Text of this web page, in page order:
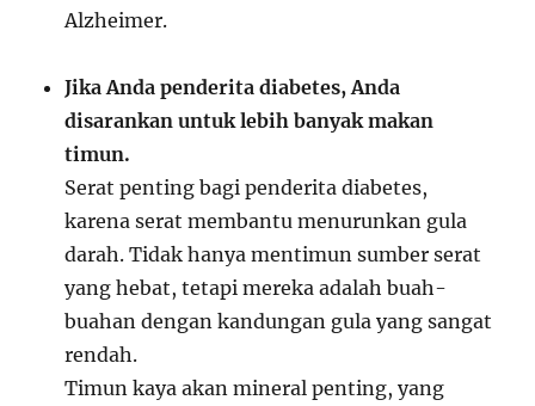
Alzheimer.
Jika Anda penderita diabetes, Anda
disarankan untuk lebih banyak makan
timun.
Serat penting bagi penderita diabetes,
karena serat membantu menurunkan gula
darah. Tidak hanya mentimun sumber serat
yang hebat, tetapi mereka adalah buah-
buahan dengan kandungan gula yang sangat
rendah.
Timun kaya akan mineral penting, yang